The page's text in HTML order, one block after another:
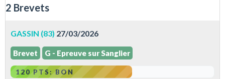
2 Brevets
GASSIN (83) 27/03/2026
Brevet G - Epreuve sur Sanglier
120 PTS: BON